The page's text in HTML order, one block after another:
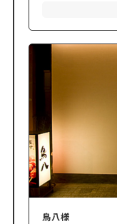
鳥八様